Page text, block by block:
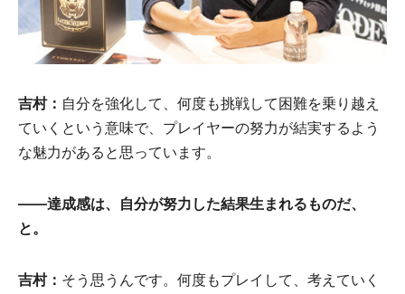
吉村： 自分を強化して、何度も挑戦して困難を乗り越え
ていくという意味で、プレイヤーの努力が結実するよう
な魅力があると思っています。
――達成感は、自分が努力した結果生まれるものだ、
と。
吉村： そう思うんです。何度もプレイして、考えていく